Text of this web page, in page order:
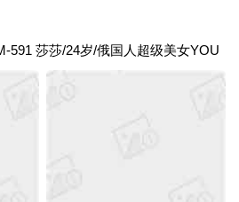
591 莎莎/24岁/俄国人超级美女YOU